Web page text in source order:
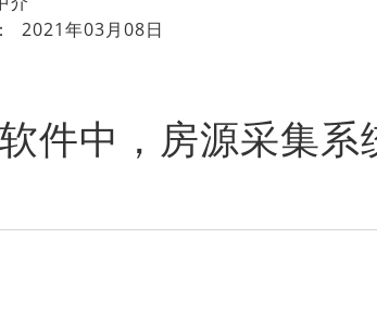
2021年03月08日
件中，房源采集